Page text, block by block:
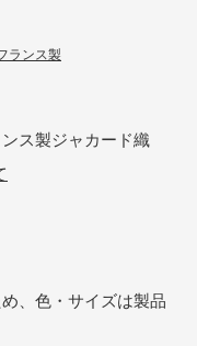
ランス製
ス製ジャカード織
、色・サイズは製品